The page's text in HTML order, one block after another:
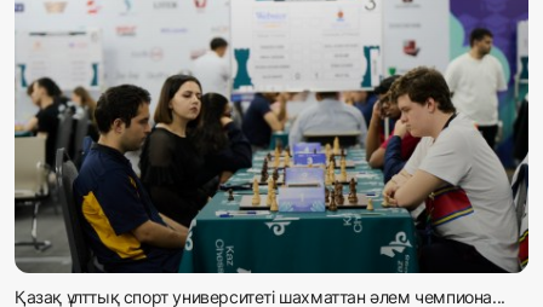
Қазақ ұлттық спорт университеті шахматтан әлем чемпиона...